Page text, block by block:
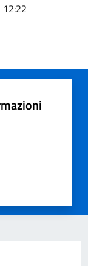
12:22